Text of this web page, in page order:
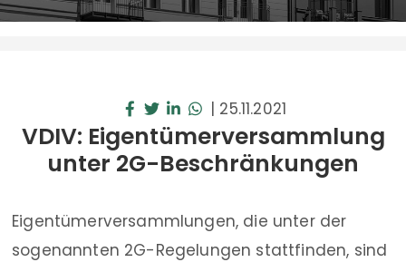
| 25.11.2021
VDIV: Eigentümerversammlung
unter 2G-Beschränkungen
Eigentümerversammlungen, die unter der
sogenannten 2G-Regelungen stattfinden, sind